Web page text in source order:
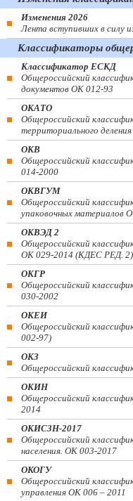
Изменения 2026
Лента вступивших в силу
Классификаторы
Классификатор ЕСКД
Общероссийский
документов ОК 012-93
ОКАТО
Общероссийский
территориального
ОКВ
Общероссийский
014-2000
ОКВГУМ
Общероссийский
упаковочных материалов
ОКВЭД 2
Общероссийский
ОК 029-2014 (КДЕС РЕД. 2)
ОКГР
Общероссийский
030-2002
ОКЕИ
Общероссийский
002-97)
ОКЗ
Общероссийский
ОКИН
Общероссийский
2014
ОКИСЗН-2017
Общероссийский
населения. ОК 003-2017
ОКОГУ
Общероссийский
управления ОК 006 – 2011